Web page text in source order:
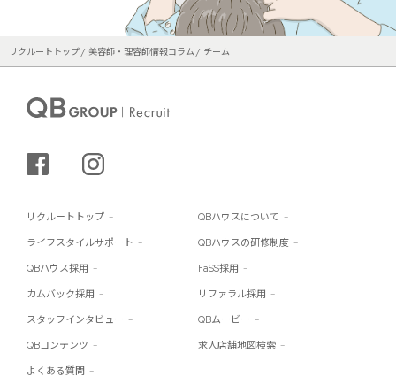
リクルートトップ 美容師・理容師情報コラム チーム
シェアする
リクルートトップ QBハウスについて
ライフスタイルサポート QBハウスの研修制度
QBハウス採用 FaSS採用
カムバック採用 リファラル採用
スタッフインタビュー QBムービー
QBコンテンツ 求人店舗地図検索
よくある質問